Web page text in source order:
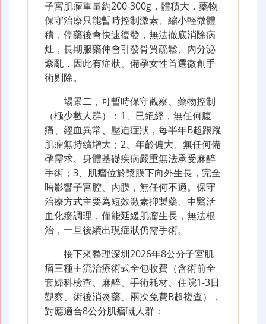
子宮肌瘤重量約200-300g，體積大，藥物
保守治療只能暫時控制激素、縮小輕微體
積，停藥後會快速復發，無法徹底消除病
灶，長期服藥仲會引發骨質疏鬆、內分泌
紊亂，因此有症狀、備孕女性首選微創手
術剔除。
場景二，可暫時保守觀察、藥物控制
（極少數人群）：1、已絕經，無任何腹
痛、經血異常、壓迫症狀，每半年B超跟蹤
肌瘤無持續增大；2、年齡偏大、無任何備
孕需求、身體基礎疾病嚴重無法承受麻醉
手術；3、肌瘤位於漿膜下向外生長，完全
唔影響子宮腔、內膜，無任何不適。保守
治療方式主要為短效激素抑製藥、中醫活
血化瘀調理，僅能延緩肌瘤生長，無法根
治，一旦後續出現症狀仍需手術。
接下來整理深圳2026年8公分子宮肌
瘤三種主流治療術式全包收費（含術前全
套婦科檢查、麻醉、手術耗材、住院1-3日
觀察、術後消炎藥、兩次免費B超複查），
對應適合8公分肌瘤嘅人群：